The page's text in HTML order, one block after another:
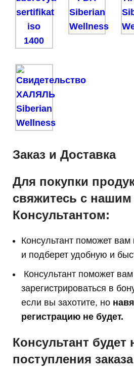
Заказ и Доставка
Для покупки
свяжитесь с нашим
Консультантом:
Консультант поможет вам
и подберет удобную и
Консультант поможет вам
зарегистрироваться в
если вы захотите, но
регистрацию не будет.
Консультант будет
поступления